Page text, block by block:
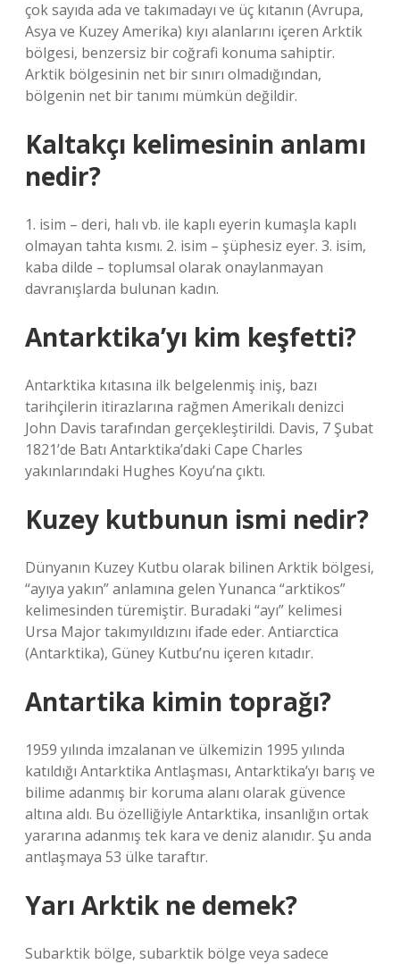
çok sayıda ada ve takımadayı ve üç kıtanın (Avrupa,
Asya ve Kuzey Amerika) kıyı alanlarını içeren Arktik
bölgesi, benzersiz bir coğrafi konuma sahiptir.
Arktik bölgesinin net bir sınırı olmadığından,
bölgenin net bir tanımı mümkün değildir.
Kaltakçı kelimesinin anlamı
nedir?
1. isim – deri, halı vb. ile kaplı eyerin kumaşla kaplı
olmayan tahta kısmı. 2. isim – şüphesiz eyer. 3. isim,
kaba dilde – toplumsal olarak onaylanmayan
davranışlarda bulunan kadın.
Antarktika’yı kim keşfetti?
Antarktika kıtasına ilk belgelenmiş iniş, bazı
tarihçilerin itirazlarına rağmen Amerikalı denizci
John Davis tarafından gerçekleştirildi. Davis, 7 Şubat
1821’de Batı Antarktika’daki Cape Charles
yakınlarındaki Hughes Koyu’na çıktı.
Kuzey kutbunun ismi nedir?
Dünyanın Kuzey Kutbu olarak bilinen Arktik bölgesi,
“ayıya yakın” anlamına gelen Yunanca “arktikos”
kelimesinden türemiştir. Buradaki “ayı” kelimesi
Ursa Major takımyıldızını ifade eder. Antiarctica
(Antarktika), Güney Kutbu’nu içeren kıtadır.
Antartika kimin toprağı?
1959 yılında imzalanan ve ülkemizin 1995 yılında
katıldığı Antarktika Antlaşması, Antarktika’yı barış ve
bilime adanmış bir koruma alanı olarak güvence
altına aldı. Bu özelliğiyle Antarktika, insanlığın ortak
yararına adanmış tek kara ve deniz alanıdır. Şu anda
antlaşmaya 53 ülke taraftır.
Yarı Arktik ne demek?
Subarktik bölge, subarktik bölge veya sadece